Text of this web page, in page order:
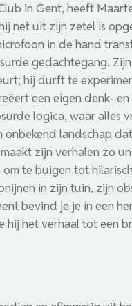
in Gent, heeft
net uit zijn zetel is
in de hand
gedachtegang.
hij durft te
een eigen denk-
logica, waar alles
landschap
zijn verhalen zo
te buigen tot
in zijn tuin, zijn
bevind je je in een
hij het verhaal tot een